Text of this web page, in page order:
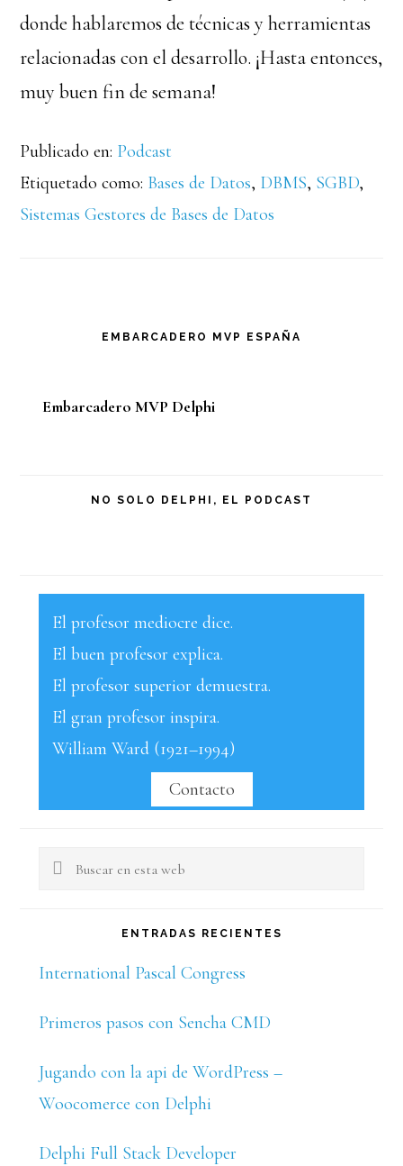
donde hablaremos de técnicas y herramientas
relacionadas con el desarrollo. ¡Hasta entonces,
muy buen fin de semana!
Publicado en: Podcast
Etiquetado como: Bases de Datos, DBMS, SGBD,
Sistemas Gestores de Bases de Datos
Barra
principal
EMBARCADERO MVP ESPAÑA
Embarcadero MVP Delphi
NO SOLO DELPHI, EL PODCAST
El profesor mediocre dice.
El buen profesor explica.
El profesor superior demuestra.
El gran profesor inspira.
William Ward (1921–1994)
Contacto
Buscar
ENTRADAS RECIENTES
International Pascal Congress
Primeros pasos con Sencha CMD
Jugando con la api de WordPress –
Woocomerce con Delphi
Delphi Full Stack Developer